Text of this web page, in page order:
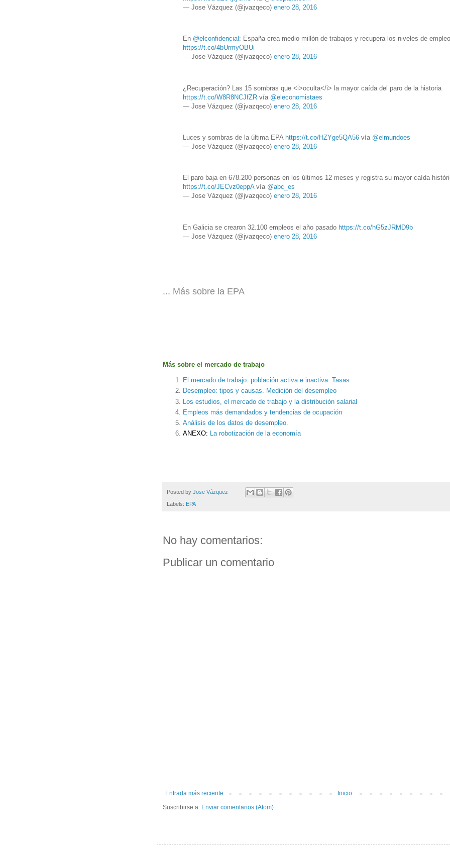
— Jose Vázquez (@jvazqeco) enero 28, 2016
En @elconfidencial : España crea medio millón de trabajos y recupera los niveles de
https://t.co/4bUrmyOBUi
— Jose Vázquez (@jvazqeco) enero 28, 2016
¿Recuperación? Las 15 sombras que <i>oculta</i> la mayor caída del paro de la historia
https://t.co/W8R8NCJfZR vía @eleconomistaes
— Jose Vázquez (@jvazqeco) enero 28, 2016
Luces y sombras de la última EPA https://t.co/HZYge5QA56 vía @elmundoes
— Jose Vázquez (@jvazqeco) enero 28, 2016
El paro baja en 678.200 personas en los últimos 12 meses y registra su mayor caída
https://t.co/JECvz0eppAvía @abc_es
— Jose Vázquez (@jvazqeco) enero 28, 2016
En Galicia se crearon 32.100 empleos el año pasado https://t.co/hG5zJRMD9b
— Jose Vázquez (@jvazqeco) enero 28, 2016
... Más sobre la EPA
Más sobre el mercado de trabajo
El mercado de trabajo: población activa e inactiva. Tasas
Desempleo: tipos y causas. Medición del desempleo
Los estudios, el mercado de trabajo y la distribución salarial
Empleos más demandados y tendencias de ocupación
Análisis de los datos de desempleo.
ANEXO: La robotización de la economía
Posted by Jose Vázquez
Labels: EPA
No hay comentarios:
Publicar un comentario
Entrada más reciente
Inicio
Suscribirse a: Enviar comentarios (Atom)